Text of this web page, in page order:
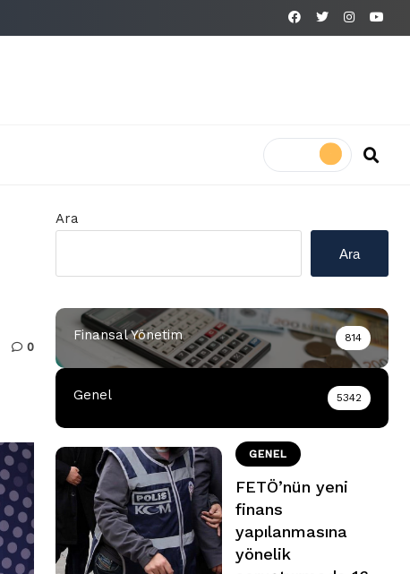
0
Ara
Ara
Finansal Yönetim 814
Genel 5342
GENEL
FETÖ’nün yeni
finans
yapılanmasına
yönelik